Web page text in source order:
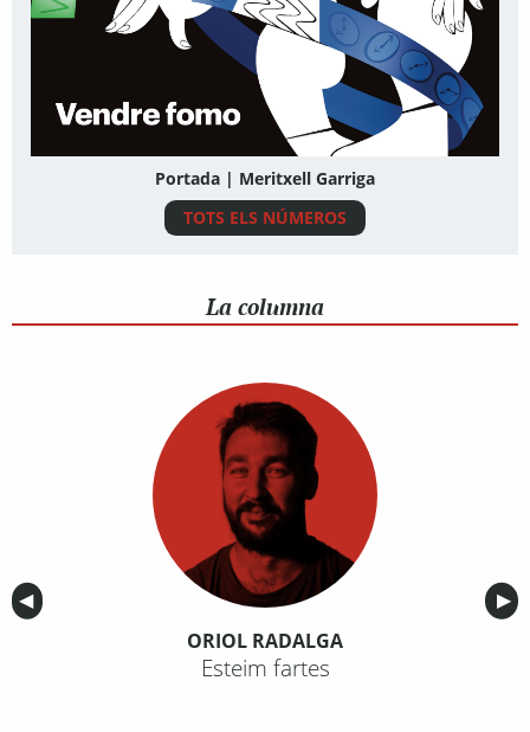
Portada | Meritxell Garriga
TOTS ELS NÚMEROS
La columna
Anterior
◀︎ ▶︎
ORIOL RADALGA
Esteim fartes